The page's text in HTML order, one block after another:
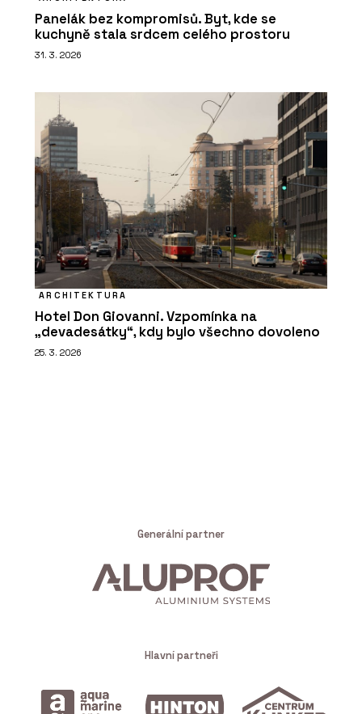
Panelák bez kompromisů. Byt, kde se
kuchyně stala srdcem celého prostoru
31. 3. 2026
ARCHITEKTURA
Hotel Don Giovanni. Vzpomínka na
„devadesátky“, kdy bylo všechno dovoleno
25. 3. 2026
Generální partner
Hlavní partneři